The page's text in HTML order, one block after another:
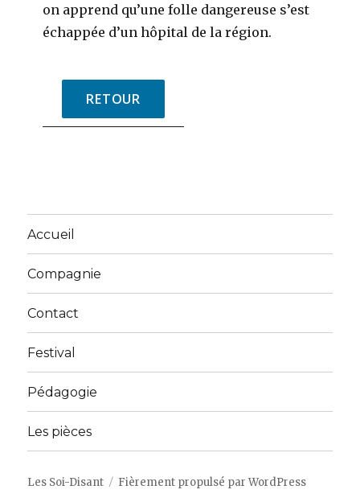
on apprend qu’une folle dangereuse s’est
échappée d’un hôpital de la région.
RETOUR
Accueil
Compagnie
Contact
Festival
Pédagogie
Les pièces
Les Soi-Disant Fièrement propulsé par WordPress